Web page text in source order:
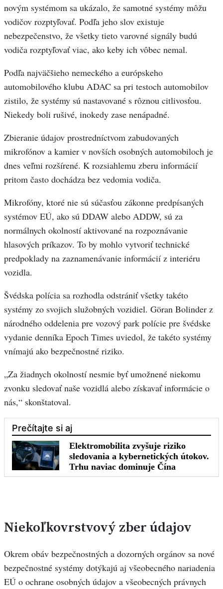
novým systémom sa ukázalo, že samotné systémy môžu
vodičov rozptyľovať. Podľa jeho slov existuje
nebezpečenstvo, že všetky tieto varovné signály budú
vodiča rozptyľovať viac, ako keby ich vôbec nemal.
Podľa najväčšieho nemeckého a európskeho
automobilového klubu ADAC sa pri testoch automobilov
zistilo, že systémy sú nastavované s rôznou citlivosťou.
Niekedy boli rušivé, inokedy zase nenápadné.
Zbieranie údajov prostredníctvom zabudovaných
mikrofónov a kamier v novších osobných automobiloch je
dnes veľmi rozšírené. K rozsiahlemu zberu informácií
pritom často dochádza bez vedomia vodiča.
Mikrofóny, ktoré nie sú súčasťou zákonne predpísaných
systémov EÚ, ako sú DDAW alebo ADDW, sú za
normálnych okolností aktivované na rozpoznávanie
hlasových príkazov. To by mohlo vytvoriť technické
predpoklady na zaznamenávanie informácií z interiéru
vozidla.
Švédska polícia sa rozhodla odstrániť všetky takéto
systémy zo svojich služobných vozidiel. Göran Bolinder z
národného oddelenia pre vozový park polície pre švédske
vydanie denníka Epoch Times uviedol, že takéto systémy
vnímajú ako bezpečnostné riziko.
„Za žiadnych okolností nesmie byť umožnené niekomu
zvonku sledovať naše vozidlá alebo získavať informácie o
nás,“ skonštatoval.
Niekoľkovrstvový zber údajov
Okrem obáv bezpečnostných a dozorných orgánov sa nové
bezpečnostné systémy dotýkajú aj všeobecného nariadenia
EÚ o ochrane osobných údajov a všeobecných právnych